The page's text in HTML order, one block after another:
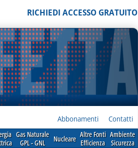
RICHIEDI ACCESSO GRATUITO
Abbonamenti Contatti
Gas Naturale
GPL - GNL
Nucleare Altre Fonti
Efficienza
Ambiente
Sicurezza